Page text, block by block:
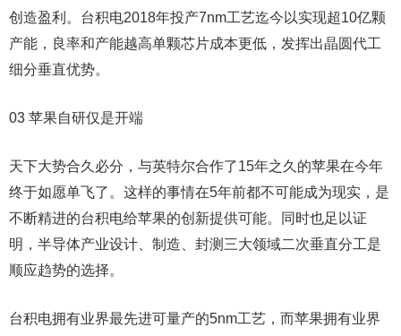
创造盈利。台积电2018年投产7nm工艺迄今以实现超10亿颗
产能，良率和产能越高单颗芯片成本更低，发挥出晶圆代工
细分垂直优势。
03 苹果自研仅是开端
天下大势合久必分，与英特尔合作了15年之久的苹果在今年
终于如愿单飞了。这样的事情在5年前都不可能成为现实，是
不断精进的台积电给苹果的创新提供可能。同时也足以证
明，半导体产业设计、制造、封测三大领域二次垂直分工是
顺应趋势的选择。
台积电拥有业界最先进可量产的5nm工艺，而苹果拥有业界